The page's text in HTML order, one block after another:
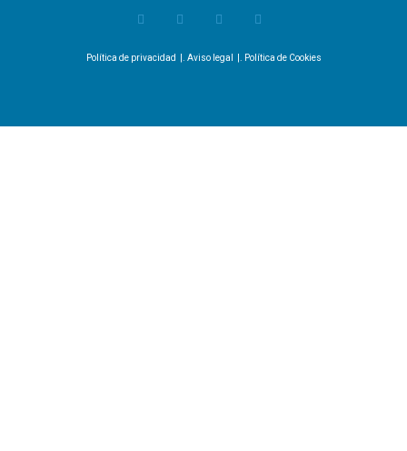
Política de privacidad Aviso legal Política de Cookies